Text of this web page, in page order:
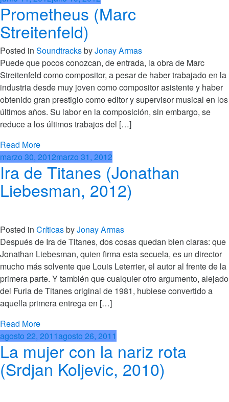
Prometheus (Marc
Streitenfeld)
Posted in SoundtracksbyJonay Armas
Puede que pocos conozcan, de entrada, la obra de Marc
Streitenfeld como compositor, a pesar de haber trabajado en la
industria desde muy joven como compositor asistente y haber
obtenido gran prestigio como editor y supervisor musical en los
últimos años. Su labor en la composición, sin embargo, se
reduce a los últimos trabajos del […]
Read More
marzo 30, 2012marzo 31, 2012
Ira de Titanes (Jonathan
Liebesman, 2012)
Posted in CríticasbyJonay Armas
Después de Ira de Titanes, dos cosas quedan bien claras: que
Jonathan Liebesman, quien firma esta secuela, es un director
mucho más solvente que Louis Leterrier, el autor al frente de la
primera parte. Y también que cualquier otro argumento, alejado
del Furia de Titanes original de 1981, hubiese convertido a
aquella primera entrega en […]
Read More
agosto 22, 2011agosto 26, 2011
La mujer con la nariz rota
(Srdjan Koljevic, 2010)